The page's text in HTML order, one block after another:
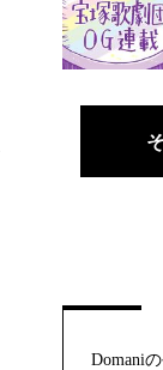
Domani